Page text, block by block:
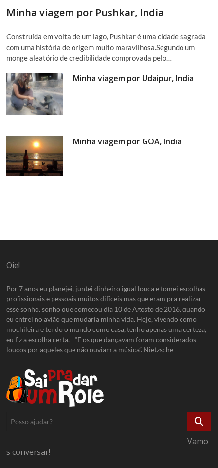
Minha viagem por Pushkar, India
Construída em volta de um lago, Pushkar é uma cidade sagrada
com uma história de origem muito maravilhosa.Segundo um
monge aleatório de credibilidade comprovada pelo…
Minha viagem por Udaipur, India
Minha viagem por GOA, India
Oie!
Por 7 anos eu planejei, juntei dinheiro igual louca e tomei escolhas
profissionais e pessoais muitos difíceis mas que eram pra realizar
esse sonho, sonho que começou dia 10 de Agosto de 2016, quando
eu entrei no avião que mudaria minha vida. Hoje, vivendo como
mochileira e tendo o mundo como casa, tenho apenas uma certeza,
eu fiz a escolha certa. - “E os que dançavam foram considerados
loucos por aqueles que não ouviam a música”. Nietzsche
Posso
ajudar?
Vamo
s conversar!